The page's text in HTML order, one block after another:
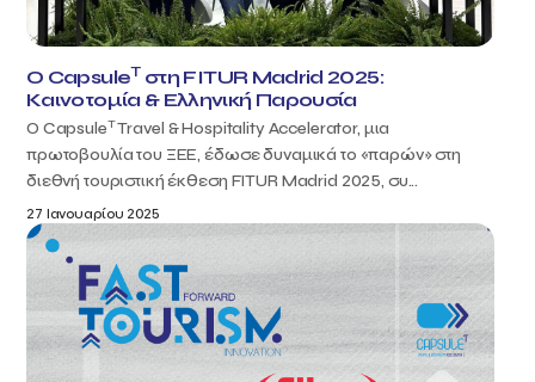
Ο CapsuleTστη FITUR Madrid 2025:
Καινοτομία & Ελληνική Παρουσία
Ο CapsuleTTravel & Hospitality Accelerator, μια
πρωτοβουλία του ΞΕΕ, έδωσε δυναμικά το «παρών» στη
διεθνή τουριστική έκθεση FITUR Madrid 2025, συ...
27 Ιανουαρίου 2025